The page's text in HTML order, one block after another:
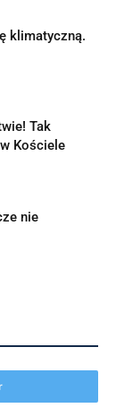
klimatyczną.
Tak
Kościele
nie